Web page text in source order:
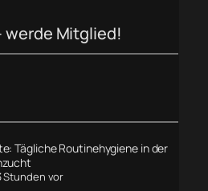
werde Mitglied!
Tägliche Routinehygiene in der
Stunden vor